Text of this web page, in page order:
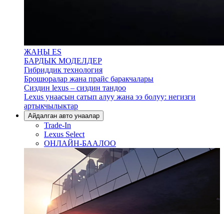
ЖАҢЫ ES
БАРДЫК МОДЕЛДЕР
Гибриддик технология
Брошюралар жана прайс баракчалары
Сиздин lexus – сиздин тандоо
Lexus унаасын сатып алуу жана ээ болуу: негизги
артыкчылыктар
Айдалган авто унаалар
Trade-In
Lexus Select
ОНЛАЙН-БААЛОО